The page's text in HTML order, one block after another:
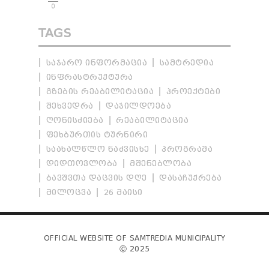
0
TAGS
ᲡᲐᲯᲐᲠᲝ ᲘᲜᲤᲝᲠᲛᲐᲪᲘᲐ
ᲡᲐᲛᲢᲠᲔᲓᲘᲐ
ᲘᲜᲤᲠᲐᲡᲢᲠᲣᲥᲢᲣᲠᲐ
ᲒᲖᲔᲑᲘᲡ ᲠᲔᲐᲑᲘᲚᲘᲢᲐᲪᲘᲐ
ᲞᲠᲝᲔᲥᲢᲔᲑᲘ
ᲨᲔᲮᲕᲔᲓᲠᲐ
ᲓᲐᲯᲘᲚᲓᲝᲔᲑᲐ
ᲦᲝᲜᲘᲡᲫᲘᲔᲑᲐ
ᲠᲔᲐᲑᲘᲚᲘᲢᲐᲪᲘᲐ
ᲤᲔᲮᲑᲣᲠᲗᲘᲡ ᲢᲣᲠᲜᲘᲠᲘ
ᲡᲐᲐᲮᲐᲚᲬᲚᲝ ᲜᲐᲫᲕᲘᲡᲮᲔ
ᲞᲠᲝᲒᲠᲐᲛᲐ
ᲓᲘᲓᲗᲝᲕᲚᲝᲑᲐ
ᲛᲨᲔᲜᲔᲑᲚᲝᲑᲐ
ᲑᲐᲕᲨᲕᲗᲐ ᲓᲐᲪᲕᲘᲡ ᲓᲦᲔ
ᲓᲐᲡᲐᲩᲣᲥᲠᲔᲑᲐ
ᲛᲘᲚᲝᲪᲕᲐ
26 ᲛᲐᲘᲡᲘ
OFFICIAL WEBSITE OF SAMTREDIA MUNICIPALITY
Ⓒ 2025